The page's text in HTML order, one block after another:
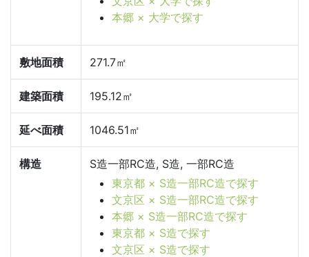
本郷 × 大学で探す
敷地面積 271.7㎡
建築面積 195.12㎡
延べ面積 1046.51㎡
構造
S造一部RC造, S造, 一部RC造
東京都 × S造一部RC造で探す
文京区 × S造一部RC造で探す
本郷 × S造一部RC造で探す
東京都 × S造で探す
文京区 × S造で探す